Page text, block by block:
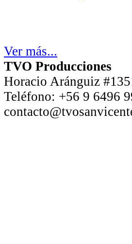
Ver más...
TVO Producciones
Horacio Aránguiz
Teléfono: +56 9 6496